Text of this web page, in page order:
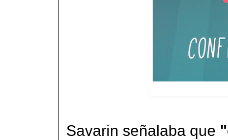
Savarin señalaba que